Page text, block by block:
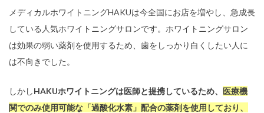
メディカルホワイトニングHAKUは今全国にお店を増やし、急成長
している人気ホワイトニングサロンです。ホワイトニングサロン
は効果の弱い薬剤を使用するため、歯をしっかり白くしたい人に
は不向きでした。
しかしHAKUホワイトニングは医師と提携しているため、 医療機
関でのみ使用可能な「過酸化水素」配合の薬剤を使用しており、